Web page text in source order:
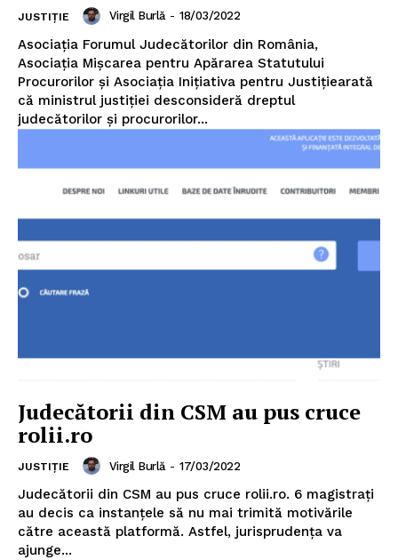
JUSTIȚIE Virgil Burlă - 18/03/2022
Asociaţia Forumul Judecătorilor din România,
Asociația Mișcarea pentru Apărarea Statutului
Procurorilor și Asociația Inițiativa pentru Justițiearată
că ministrul justiției desconsideră dreptul
judecătorilor și procurorilor...
Judecătorii din CSM au pus cruce
rolii.ro
JUSTIȚIE Virgil Burlă - 17/03/2022
Judecătorii din CSM au pus cruce rolii.ro. 6 magistrați
au decis ca instanțele să nu mai trimită motivările
către această platformă. Astfel, jurisprudența va
ajunge...